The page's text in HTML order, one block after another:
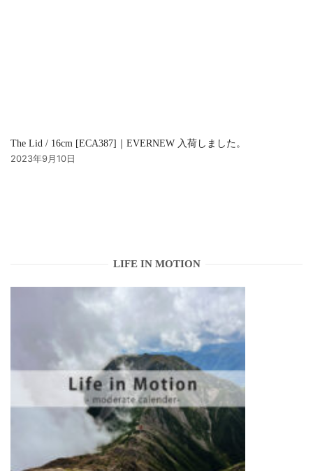
The Lid / 16cm [ECA387]｜EVERNEW 入荷しました。
2023年9月10日
LIFE IN MOTION